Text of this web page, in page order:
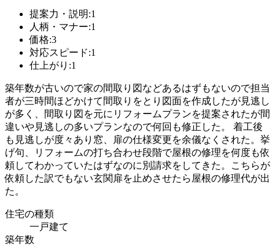
提案力・説明:1
人柄・マナー:1
価格:3
対応スピード:1
仕上がり:1
築年数が古いので家の間取り図などあるはずもないので担当
者が三時間ほどかけて間取りをとり図面を作成したが見逃し
が多く、間取り図を元にリフォームプランを提案されたが間
違いや見逃しの多いプランなので何回も修正した。 着工後
も見逃しが度々あり窓、扉の仕様変更を余儀なくされた。挙
げ句、リフォームの打ち合わせ段階で屋根の修理を何度も依
頼してわかっていたはずなのに別請求をしてきた。こちらが
依頼した訳でもない玄関扉を止めさせたら屋根の修理代が出
た。
住宅の種類
一戸建て
築年数